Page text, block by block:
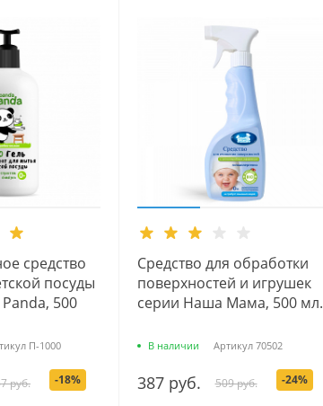
средство
посуды
500
П-1000
руб. -18%
Средство для обработки
поверхностей и игрушек
серии Наша Мама, 500 мл.
В наличии Артикул 70502
387 руб. 509 руб. -24%